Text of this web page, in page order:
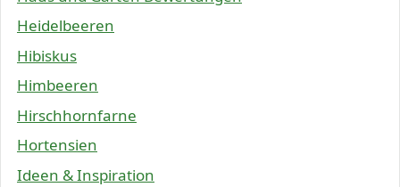
Heidelbeeren
Hibiskus
Himbeeren
Hirschhornfarne
Hortensien
Ideen & Inspiration